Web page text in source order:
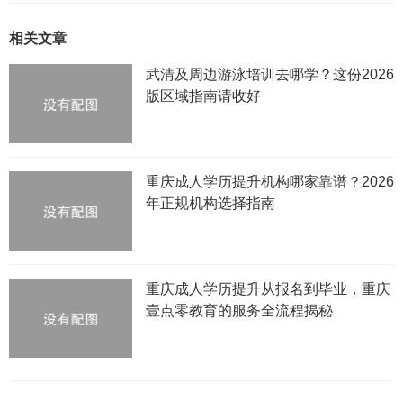
相关文章
武清及周边游泳培训去哪学？这份2026
版区域指南请收好
重庆成人学历提升机构哪家靠谱？2026
年正规机构选择指南
重庆成人学历提升从报名到毕业，重庆
壹点零教育的服务全流程揭秘